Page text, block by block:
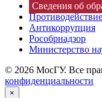
Сведения об
Антикоррупция
Рособрнадзор
Министерство
© 2026 МосГУ. Все
конфиденциальности
×